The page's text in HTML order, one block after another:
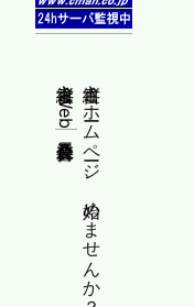
縦書きホームページ、始めませんか？
縦書きWeb普及委員会